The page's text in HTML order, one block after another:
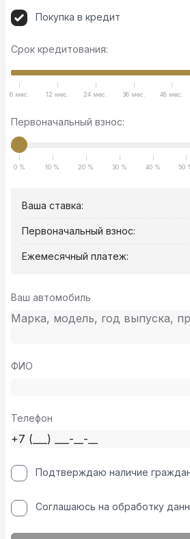
Покупка в кредит
Срок кредитования:
6 мес. 12 мес. 24 мес. 36 мес. 48 мес.
Первоначальный взнос:
0 % 10 % 20 % 30 % 40 % 50
Ваша ставка:
Первоначальный взнос:
Ежемесячный платеж:
Ваш автомобиль
ФИО
Телефон
Подтверждаю наличие
Соглашаюсь на обработку